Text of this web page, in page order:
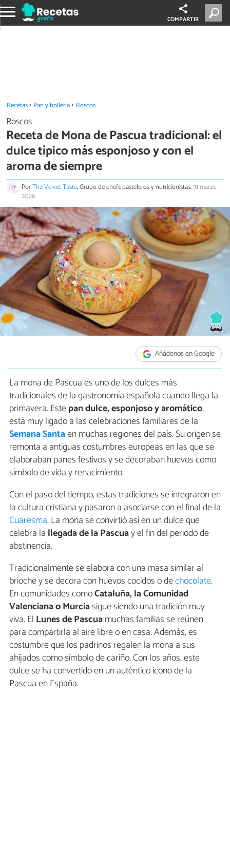
COMPARTIR
Recetas Pan y bollería Roscos
Roscos
Receta de Mona de Pascua tradicional: el
dulce típico más esponjoso y con el
aroma de siempre
PorThe Velvet Taste, Grupo de chefs pasteleros y nutricionistas.31 marzo
2026
Añádenos en Google
La mona de Pascua es uno de los dulces más
tradicionales de la gastronomía española cuando llega la
primavera. Estepan dulce, esponjoso y aromático,
está muy ligado a las celebraciones familiares de la
Semana Santaen muchas regiones del país. Su origen se
remonta a antiguas costumbres europeas en las que se
elaboraban panes festivos y se decoraban huevos como
símbolo de vida y renacimiento.
Con el paso del tiempo, estas tradiciones se integraron en
la cultura cristiana y pasaron a asociarse con el final de la
Cuaresma. La mona se convirtió así en un dulce que
celebra la llegada de la Pascuay el fin del periodo de
abstinencia.
Tradicionalmente se elabora con una masa similar al
brioche y se decora con huevos cocidos o dechocolate.
En comunidades comoCataluña, la Comunidad
Valenciana o Murciasigue siendo una tradición muy
viva. El Lunes de Pascuamuchas familias se reúnen
para compartirla al aire libre o en casa. Además, es
costumbre que los padrinos regalen la mona a sus
ahijados como símbolo de cariño. Con los años, este
dulce se ha convertido en un auténtico icono de la
Pascua en España.